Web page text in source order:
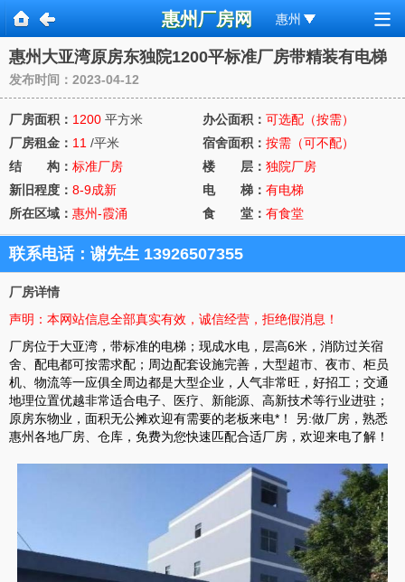
惠州厂房网 惠州
下拉
惠州大亚湾原房东独院1200平标准厂房带精装有电梯
发布时间：2023-04-12
厂房面积： 1200 平方米 办公面积： 可选配（按需）
厂房租金： 11 /平米 宿舍面积： 按需（可不配）
结 构： 标准厂房 楼 层： 独院厂房
新旧程度： 8-9成新 电 梯： 有电梯
所在区域： 惠州-霞涌 食 堂： 有食堂
联系电话： 谢先生 13926507355
厂房详情
声明：本网站信息全部真实有效，诚信经营，拒绝假消息！
厂房位于大亚湾，带标准的电梯；现成水电，层高6米，消防过关宿
舍、配电都可按需求配；周边配套设施完善，大型超市、夜市、柜员
机、物流等一应俱全周边都是大型企业，人气非常旺，好招工；交通
地理位置优越非常适合电子、医疗、新能源、高新技术等行业进驻；
原房东物业，面积无公摊欢迎有需要的老板来电*！ 另:做厂房，熟悉
惠州各地厂房、仓库，免费为您快速匹配合适厂房，欢迎来电了解！​